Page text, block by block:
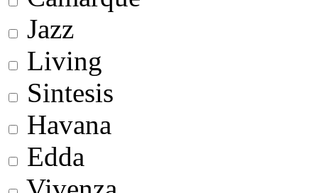
Jazz
Living
Sintesis
Havana
Edda